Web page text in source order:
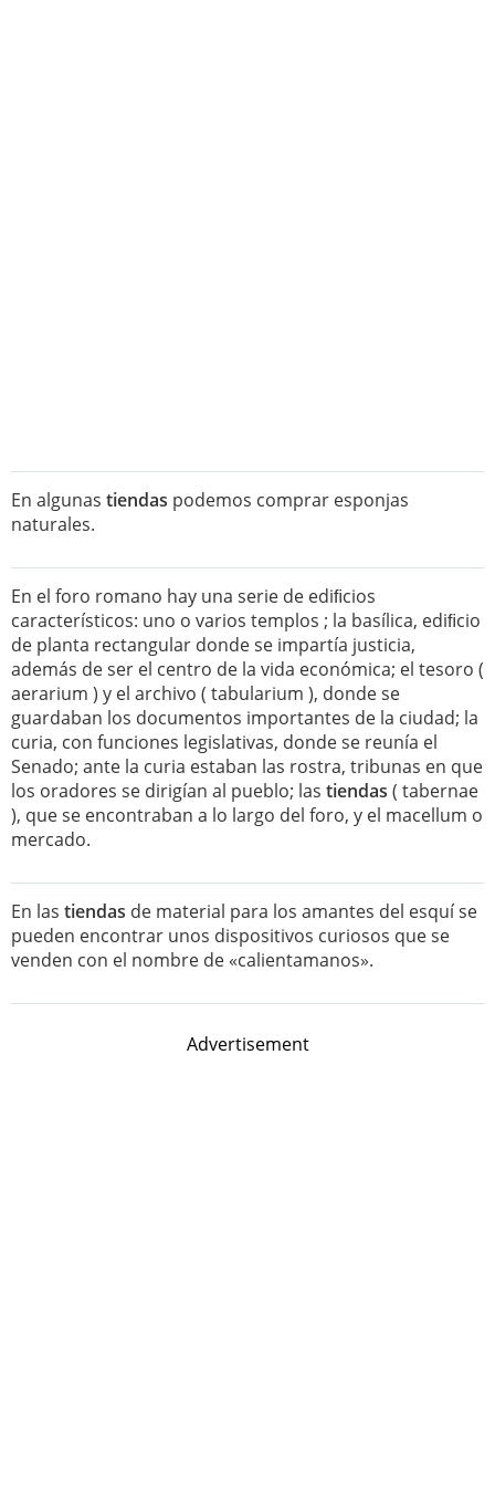
En algunas tiendas podemos comprar esponjas
naturales.
En el foro romano hay una serie de ediﬁcios
característicos: uno o varios templos ; la basílica, ediﬁcio
de planta rectangular donde se impartía justicia,
además de ser el centro de la vida económica; el tesoro (
aerarium ) y el archivo ( tabularium ), donde se
guardaban los documentos importantes de la ciudad; la
curia, con funciones legislativas, donde se reunía el
Senado; ante la curia estaban las rostra, tribunas en que
los oradores se dirigían al pueblo; las tiendas ( tabernae
), que se encontraban a lo largo del foro, y el macellum o
mercado.
En las tiendas de material para los amantes del esquí se
pueden encontrar unos dispositivos curiosos que se
venden con el nombre de «calientamanos».
Advertisement